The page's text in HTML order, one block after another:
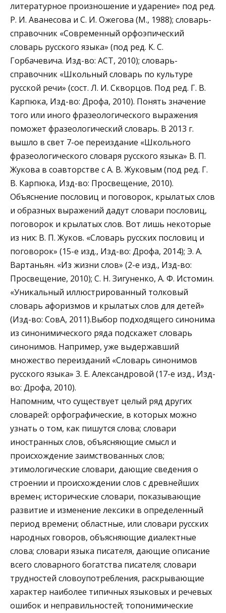
литературное произношение и ударение» под ред.
Р. И. Аванесова и С. И. Ожегова (М., 1988); словарь-
справочник «Современный орфоэпический
словарь русского языка» (под ред. К. С.
Горбачевича. Изд-во: АСТ, 2010); словарь-
справочник «Школьный словарь по культуре
русской речи» (сост. Л. И. Скворцов. Под ред. Г. В.
Карпюка, Изд-во: Дрофа, 2010). Понять значение
того или иного фразеологического выражения
поможет фразеологический словарь. В 2013 г.
вышло в свет 7-ое переиздание «Школьного
фразеологического словаря русского языка» В. П.
Жукова в соавторстве с А. В. Жуковым (под ред. Г.
В. Карпюка, Изд-во: Просвещение, 2010).
Объяснение пословиц и поговорок, крылатых слов
и образных выражений дадут словари пословиц,
поговорок и крылатых слов. Вот лишь некоторые
из них: В. П. Жуков. «Словарь русских пословиц и
поговорок» (15-е изд., Изд-во: Дрофа, 2014); Э. А.
Вартаньян. «Из жизни слов» (2-е изд., Изд-во:
Просвещение, 2010); С. Н. Зигуненко, А. Ф. Истомин.
«Уникальный иллюстрированный толковый
словарь афоризмов и крылатых слов для детей»
(Изд-во: СовА, 2011).Выбор подходящего синонима
из синонимического ряда подскажет словарь
синонимов. Например, уже выдержавший
множество переизданий «Словарь синонимов
русского языка» 3. Е. Александровой (17-е изд., Изд-
во: Дрофа, 2010).
Напомним, что существует целый ряд других
словарей: орфографические, в которых можно
узнать о том, как пишутся слова; словари
иностранных слов, объясняющие смысл и
происхождение заимствованных слов;
этимологические словари, дающие сведения о
строении и происхождении слов с древнейших
времен; исторические словари, показывающие
развитие и изменение лексики в определенный
период времени; областные, или словари русских
народных говоров, объясняющие диалектные
слова; словари языка писателя, дающие описание
всего словарного богатства писателя; словари
трудностей словоупотребления, раскрывающие
характер наиболее типичных языковых и речевых
ошибок и неправильностей; топонимические